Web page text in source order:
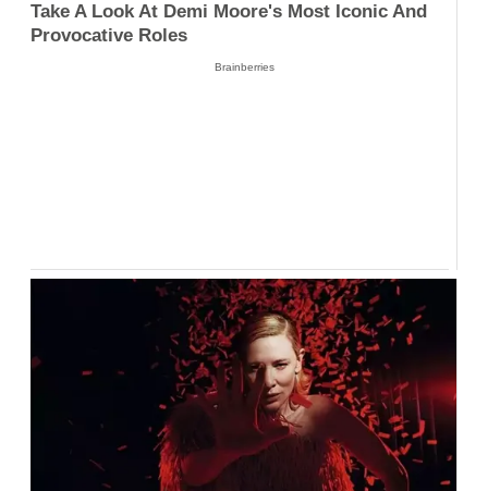
Take A Look At Demi Moore's Most Iconic And
Provocative Roles
Brainberries